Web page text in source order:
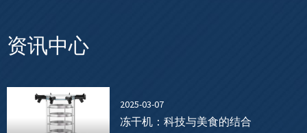
资讯中心
2025-03-07
冻干机：科技与美食的结合